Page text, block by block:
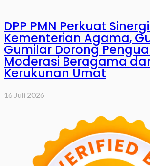
DPP PMN Perkuat
Kementerian Agama,
Gumilar Dorong
Moderasi Beragama
Kerukunan Umat
16 Juli 2026